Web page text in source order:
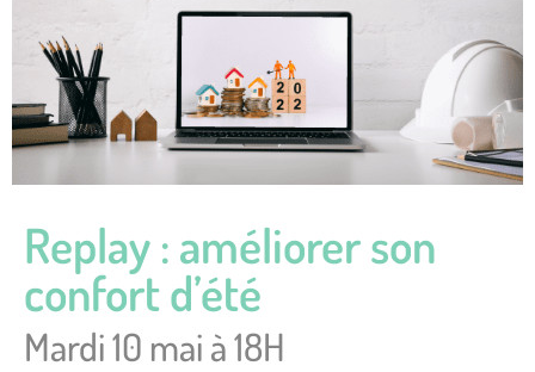
Replay : améliorer son
confort d’été
Mardi 10 mai à 18H